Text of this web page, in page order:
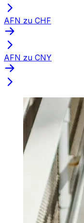
AFN zu CHF
AFN zu CNY